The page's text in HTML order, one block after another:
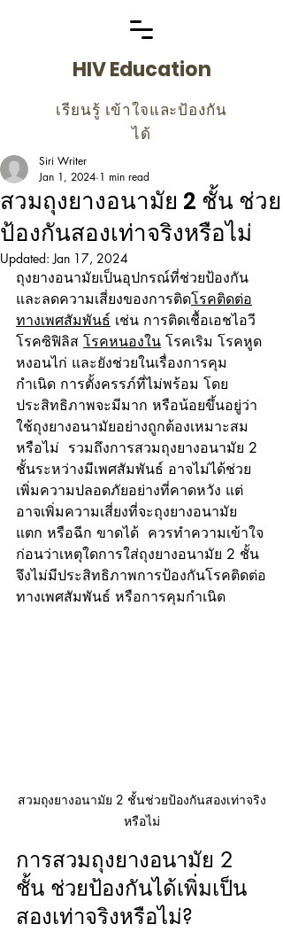
HIV Education
เรียนรู้ เข้าใจและป้องกัน
ได้
สวมถุงยางอนามัย 2 ชั้น ช่วย
ป้องกันสองเท่าจริงหรือไม่
Siri Writer
Jan 1, 2024 1 min read
Updated:Jan 17, 2024
ถุงยางอนามัยเป็นอุปกรณ์ที่ช่วยป้องกัน
และลดความเสี่ยงของการติดโรคติดต่อ
ทางเพศสัมพันธ์ เช่น การติดเชื้อเอชไอวี
โรคซิฟิลิส โรคหนองใน โรคเริม โรคหูด
หงอนไก่ และยังช่วยในเรื่องการคุม
กำเนิด การตั้งครรภ์ที่ไม่พร้อม โดย
ประสิทธิภาพจะมีมาก หรือน้อยขึ้นอยู่ว่า
ใช้ถุงยางอนามัยอย่างถูกต้องเหมาะสม
หรือไม่  รวมถึงการสวมถุงยางอนามัย 2
ชั้นระหว่างมีเพศสัมพันธ์ อาจไม่ได้ช่วย
เพิ่มความปลอดภัยอย่างที่คาดหวัง แต่
อาจเพิ่มความเสี่ยงที่จะถุงยางอนามัย
แตก หรือฉีก ขาดได้  ควรทำความเข้าใจ
ก่อนว่าเหตุใดการใส่ถุงยางอนามัย 2 ชั้น
จึงไม่มีประสิทธิภาพการป้องกันโรคติดต่อ
ทางเพศสัมพันธ์ หรือการคุมกำเนิด
สวมถุงยางอนามัย 2 ชั้นช่วยป้องกันสองเท่าจริง
หรือไม่
การสวมถุงยางอนามัย 2
ชั้น ช่วยป้องกันได้เพิ่มเป็น
สองเท่าจริงหรือไม่?